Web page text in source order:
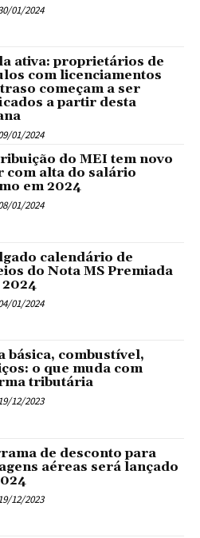
01/2024
ativa: proprietários de
com licenciamentos
começam a ser
a partir desta
01/2024
do MEI tem novo
com alta do salário
em 2024
01/2024
calendário de
do Nota MS Premiada
01/2024
básica, combustível,
o que muda com
tributária
12/2023
de desconto para
aéreas será lançado
12/2023